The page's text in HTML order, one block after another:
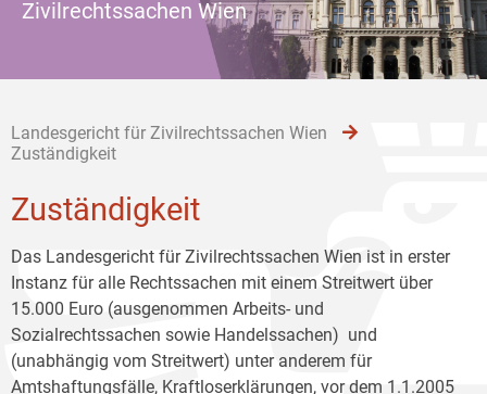
Zivilrechtssachen Wien
Landesgericht für Zivilrechtssachen Wien
Zuständigkeit
Zuständigkeit
Das Landesgericht für Zivilrechtssachen Wien ist in erster
Instanz für alle Rechtssachen mit einem Streitwert über
15.000 Euro (ausgenommen Arbeits- und
Sozialrechtssachen sowie Handelssachen) und
(unabhängig vom Streitwert) unter anderem für
Amtshaftungsfälle, Kraftloserklärungen, vor dem 1.1.2005